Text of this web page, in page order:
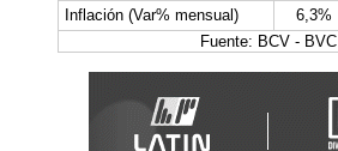
Inflación (Var% mensual)
6,3%
Fuente: BCV - BVC